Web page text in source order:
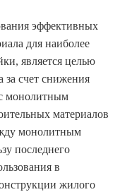
эффективных
для наиболее
является целью
за счет снижения
монолитным
материалов
монолитным
последнего
в
жилого